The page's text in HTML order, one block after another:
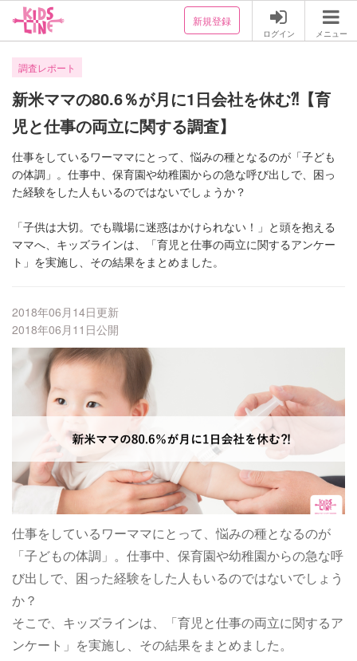
新規登録
ログイン メニュー
調査レポート
新米ママの80.6％が月に1日会社を休む⁈【育
児と仕事の両立に関する調査】
仕事をしているワーママにとって、悩みの種となるのが「子ども
の体調」。仕事中、保育園や幼稚園からの急な呼び出しで、困っ
「子供は大切。でも職場に迷惑はかけられない！」と頭を抱える
ママへ、キッズラインは、「育児と仕事の両立に関するアンケー
2018年06月14日更新
2018年06月11日公開
仕事をしているワーママにとって、悩みの種となるのが
「子どもの体調」。仕事中、保育園や幼稚園からの急な呼
び出しで、困った経験をした人もいるのではないでしょう
か？
そこで、キッズラインは、「育児と仕事の両立に関するア
ンケート」を実施し、その結果をまとめました。